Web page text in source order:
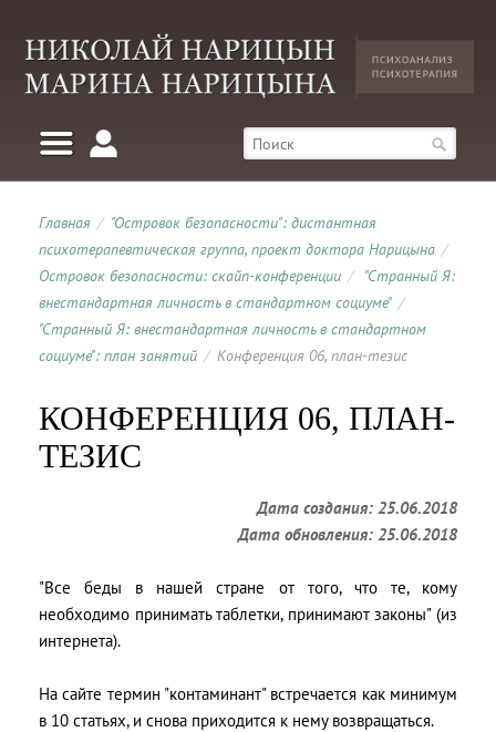
Главная / "Островок безопасности": дистантная
психотерапевтическая группа, проект доктора Нарицына /
Островок безопасности: скайп-конференции /
"Странный Я:
внестандартная личность в стандартном социуме" /
"Странный Я: внестандартная личность в стандартном
социуме": план занятий / Конференция 06, план-тезис
КОНФЕРЕНЦИЯ 06, ПЛАН-
ТЕЗИС
Дата создания: 25.06.2018
Дата обновления: 25.06.2018
"Все беды в нашей стране от того, что те, кому
необходимо принимать таблетки, принимают законы" (из
интернета).
На сайте термин "контаминант" встречается как минимум
в 10 статьях, и снова приходится к нему возвращаться.